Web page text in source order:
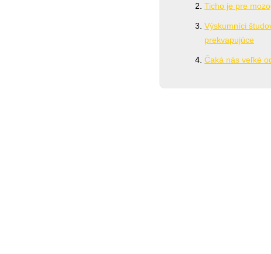
Ticho je pre
Výskumníci
prekvapujúce
Čaká nás veľké